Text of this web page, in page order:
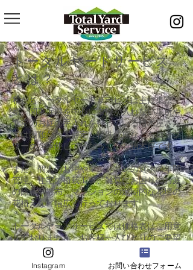
​トータルヤードサービス
とは？
私たちトータルヤードサービスは主に東京
都、関東近県を中心に重機が入れない場所や
通常のお庭の手入れを行っている植木屋さん
では困難な高木剪定、特殊伐採などをロープ
ワークを駆使して行なっている植木屋です。
また、個人のお宅やマンションの庭木の年間
管理、住宅の植栽工事、雑草にお困りのお庭
の除草剤散布、マンションの定期的な花壇の
花植えなど幅広く行っております。
トータルヤードサービスでは価格表はご用意
しておりません。お客様一人ひとりのご要望
に沿えるように現場調査を行い、お見積りを
作成しております。
Instagram お問い合わせフォーム